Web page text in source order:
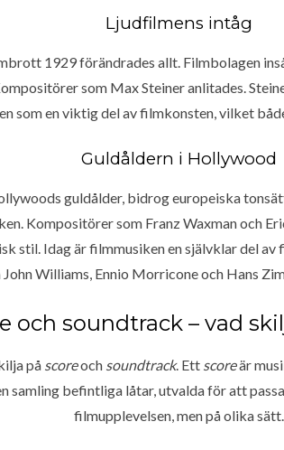
Ljudfilmens intåg
1929 förändrades allt. Filmbolagen
som Max Steiner anlitades.
som en viktig del av filmkonsten, vilket
Guldåldern i Hollywood
guldålder, bidrog europeiska
Kompositörer som Franz Waxman och
stil. Idag är filmmusiken en självklar del
John Williams, Ennio Morricone och Hans
och soundtrack – vad
på scoreoch soundtrack. Ett scoreär
samling befintliga låtar, utvalda för att
filmupplevelsen, men på olika sätt.